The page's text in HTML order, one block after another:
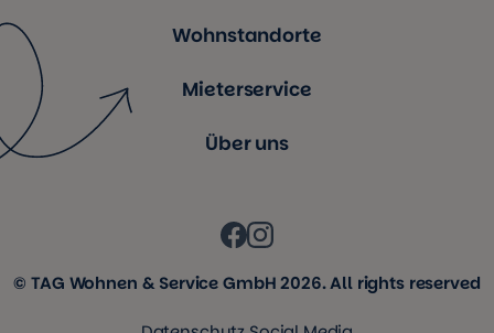
Wohnstandorte
Mieterservice
Über uns
© TAG Wohnen & Service GmbH 2026. All rights reserved